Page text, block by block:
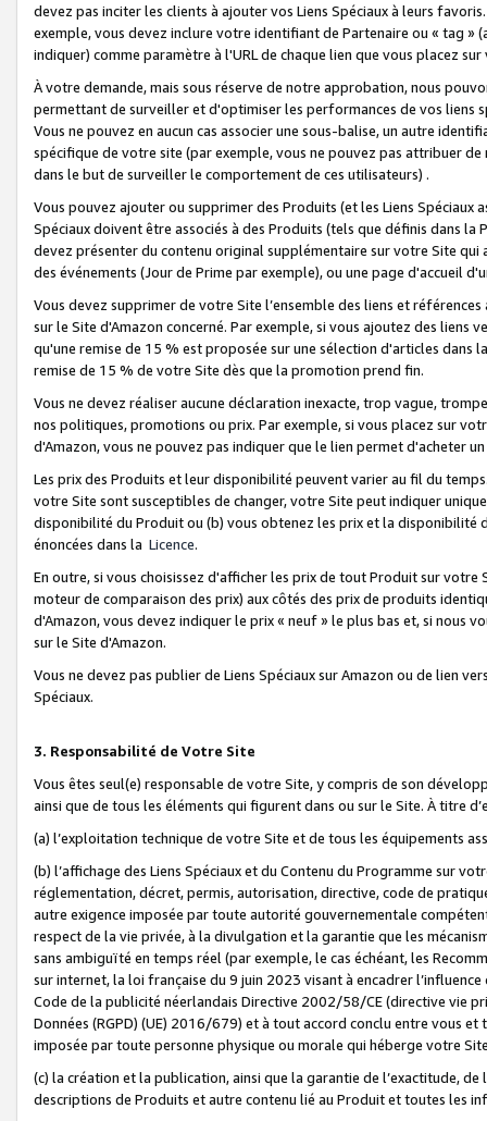
devez pas inciter les clients à ajouter vos Liens Spéciaux à leurs
exemple, vous devez inclure votre identifiant de Partenaire ou « tag
indiquer) comme paramètre à l'URL de chaque lien que vous placez
À votre demande, mais sous réserve de notre approbation, nous
permettant de surveiller et d'optimiser les performances de vos liens
Vous ne pouvez en aucun cas associer une sous-balise, un autre
spécifique de votre site (par exemple, vous ne pouvez pas attribuer
dans le but de surveiller le comportement de ces utilisateurs) .
Vous pouvez ajouter ou supprimer des Produits (et les Liens
Spéciaux doivent être associés à des Produits (tels que définis dans
devez présenter du contenu original supplémentaire sur votre Site qui
des événements (Jour de Prime par exemple), ou une page d'accueil
Vous devez supprimer de votre Site l’ensemble des liens et
sur le Site d'Amazon concerné. Par exemple, si vous ajoutez des
qu'une remise de 15 % est proposée sur une sélection d'articles
remise de 15 % de votre Site dès que la promotion prend fin.
Vous ne devez réaliser aucune déclaration inexacte, trop vague,
nos politiques, promotions ou prix. Par exemple, si vous placez sur
d'Amazon, vous ne pouvez pas indiquer que le lien permet d'acheter
Les prix des Produits et leur disponibilité peuvent varier au fil du
votre Site sont susceptibles de changer, votre Site peut indiquer
disponibilité du Produit ou (b) vous obtenez les prix et la disponibilité
énoncées dans la Licence.
En outre, si vous choisissez d'afficher les prix de tout Produit sur
moteur de comparaison des prix) aux côtés des prix de produits
d'Amazon, vous devez indiquer le prix « neuf » le plus bas et, si nous
sur le Site d'Amazon.
Vous ne devez pas publier de Liens Spéciaux sur Amazon ou de lien
Spéciaux.
3. Responsabilité de Votre Site
Vous êtes seul(e) responsable de votre Site, y compris de son
ainsi que de tous les éléments qui figurent dans ou sur le Site. À titre
(a) l’exploitation technique de votre Site et de tous les équipements
(b) l’affichage des Liens Spéciaux et du Contenu du Programme sur
réglementation, décret, permis, autorisation, directive, code de
autre exigence imposée par toute autorité gouvernementale
respect de la vie privée, à la divulgation et la garantie que les
sans ambiguïté en temps réel (par exemple, le cas échéant, les
sur internet, la loi française du 9 juin 2023 visant à encadrer
Code de la publicité néerlandais Directive 2002/58/CE (directive vie
Données (RGPD) (UE) 2016/679) et à tout accord conclu entre vous
imposée par toute personne physique ou morale qui héberge votre
(c) la création et la publication, ainsi que la garantie de l’exactitude,
descriptions de Produits et autre contenu lié au Produit et toutes les